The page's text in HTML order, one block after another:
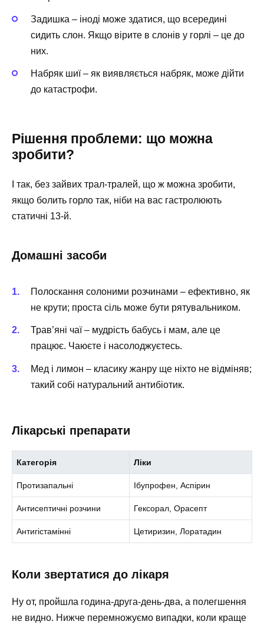
Задишка – іноді може здатися, що всередині
сидить слон. Якщо вірите в слонів у горлі – це до
них.
Набряк шиї – як виявляється набряк, може дійти
до катастрофи.
Рішення проблеми: що можна
зробити?
І так, без зайвих трал-тралей, що ж можна зробити,
якщо болить горло так, ніби на вас гастролюють
статичні 13-й.
Домашні засоби
Полоскання солоними розчинами – ефективно, як
не крути; проста сіль може бути рятувальником.
Трав’яні чаї – мудрість бабусь і мам, але це
працює. Чаюєте і насолоджуєтесь.
Мед і лимон – класику жанру ще ніхто не відміняв;
такий собі натуральний антибіотик.
Лікарські препарати
Категорія Ліки
Протизапальні Ібупрофен, Аспірин
Антисептичні розчини Гексорал, Орасепт
Антигістамінні Цетиризин, Лоратадин
Коли звертатися до лікаря
Ну от, пройшла година-друга-день-два, а полегшення
не видно. Нижче перемножуємо випадки, коли краще